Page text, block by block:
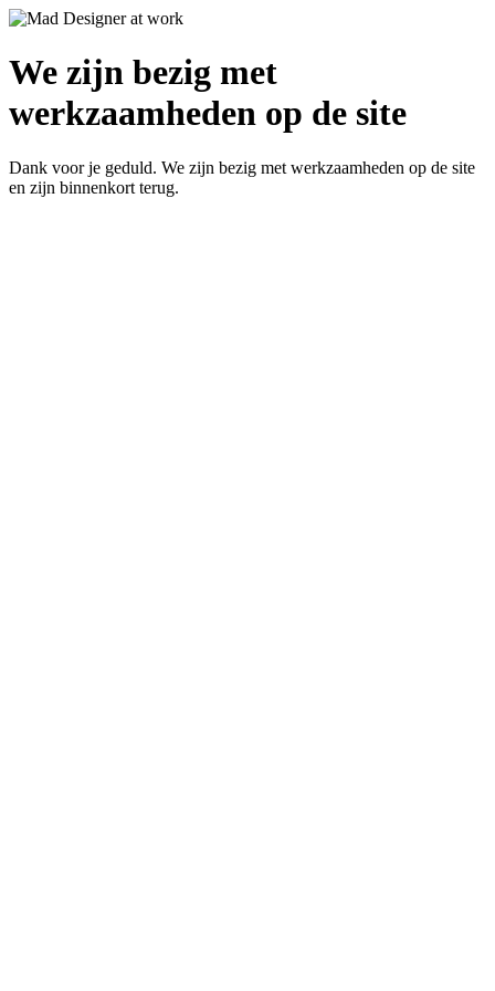
We zijn bezig met
werkzaamheden op de site
Dank voor je geduld. We zijn bezig met werkzaamheden op de site
en zijn binnenkort terug.